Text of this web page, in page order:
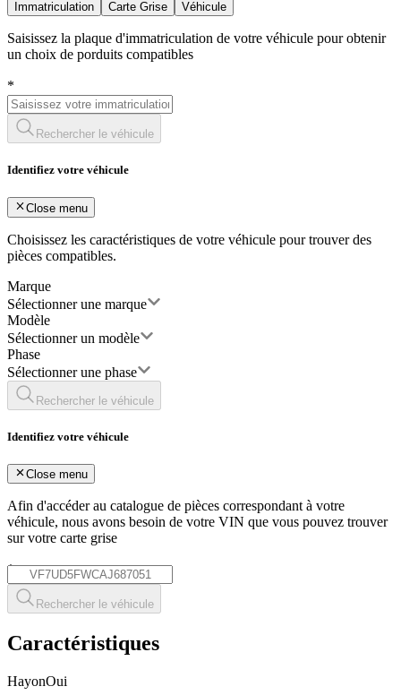
Immatriculation Carte Grise Véhicule
Saisissez la plaque d'immatriculation de votre véhicule pour obtenir
un choix de porduits compatibles
*
Rechercher le véhicule
Identifiez votre véhicule
Close menu
Choisissez les caractéristiques de votre véhicule pour trouver des
pièces compatibles.
Marque
Sélectionner une marque
Modèle
Sélectionner un modèle
Phase
Sélectionner une phase
Rechercher le véhicule
Identifiez votre véhicule
Close menu
Afin d'accéder au catalogue de pièces correspondant à votre
véhicule, nous avons besoin de votre VIN que vous pouvez trouver
sur votre carte grise
*
Rechercher le véhicule
Caractéristiques
HayonOui